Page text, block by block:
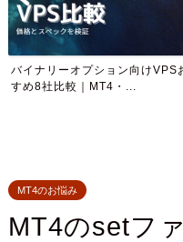
おす
OANDAオーダーブック
理由は？正しい見方と勝
MT4のお悩み
MT4のsetフ